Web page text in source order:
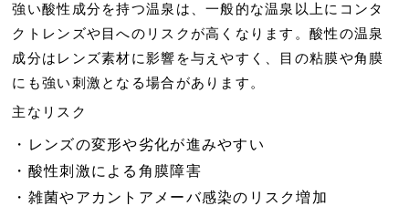
強い酸性成分を持つ温泉は、一般的な温泉以上に コンタ
クトレンズや目へのリスク が高くなります。酸性の温泉
成分はレンズ素材に影響を与えやすく、目の粘膜や角膜
にも強い刺激となる場合があります。
主なリスク
レンズの変形や劣化が進みやすい
酸性刺激による角膜障害
雑菌やアカントアメーバ感染のリスク増加